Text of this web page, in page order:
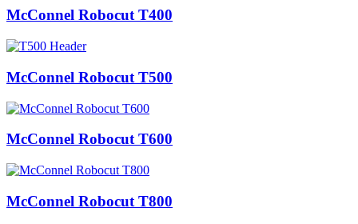
McConnel Robocut T400
McConnel Robocut T500
McConnel Robocut T600
McConnel Robocut T800